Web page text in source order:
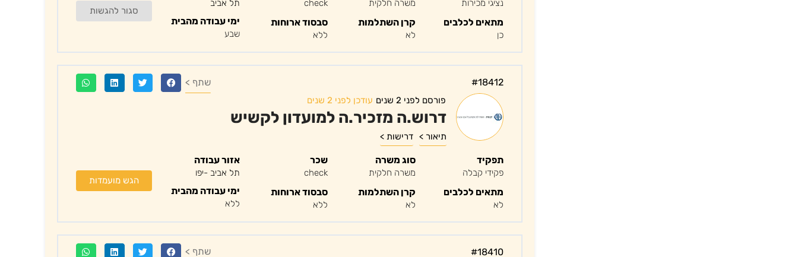
נציגי מכירות
מתאים לכלבים
כן
משרה חלקית
קרן השתלמות
לא
check
סבסוד ארוחות
ללא
תל אביב
ימי עבודה מהבית
שבע
סגור להגשות
#18412 שתף >
פורסם לפני 2 שנים עודכן לפני 2 שנים
דרוש.ה מזכיר.ה למועדון לקשיש
תיאור > דרישות >
תפקיד
פקידי קבלה
מתאים לכלבים
לא
סוג משרה
משרה חלקית
קרן השתלמות
לא
שכר
check
סבסוד ארוחות
ללא
אזור עבודה
תל אביב -יפו
ימי עבודה מהבית
ללא
הגש מועמדות
#18410 שתף >